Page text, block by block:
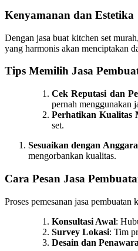
Kenyamanan dan Estetika
Dengan jasa buat kitchen set
yang harmonis akan menciptakan
Tips Memilih Jasa
Cek Reputasi dan
pernah menggunakan
Perhatikan Kualitas
set.
Sesuaikan dengan
mengorbankan kualitas.
Cara Pesan Jasa
Proses pemesanan jasa
Konsultasi Awal:
Survey Lokasi: Tim
Desain dan